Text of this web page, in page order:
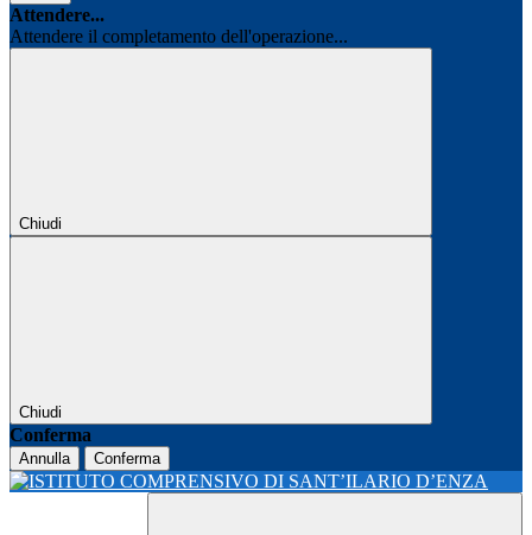
Attendere...
Attendere il completamento dell'operazione...
Chiudi
Chiudi
Conferma
Annulla Conferma